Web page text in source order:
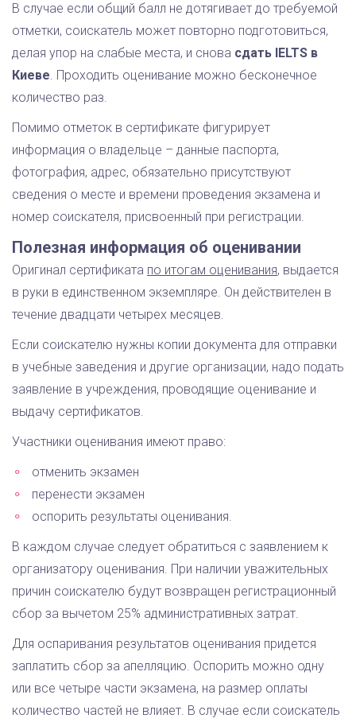
В случае если общий балл не дотягивает до требуемой
отметки, соискатель может повторно подготовиться,
делая упор на слабые места, и снова сдать IELTS в
Киеве. Проходить оценивание можно бесконечное
количество раз.
Помимо отметок в сертификате фигурирует
информация о владельце – данные паспорта,
фотография, адрес, обязательно присутствуют
сведения о месте и времени проведения экзамена и
номер соискателя, присвоенный при регистрации.
Полезная информация об оценивании
Оригинал сертификата по итогам оценивания, выдается
в руки в единственном экземпляре. Он действителен в
течение двадцати четырех месяцев.
Если соискателю нужны копии документа для отправки
в учебные заведения и другие организации, надо подать
заявление в учреждения, проводящие оценивание и
выдачу сертификатов.
Участники оценивания имеют право:
отменить экзамен
перенести экзамен
оспорить результаты оценивания.
В каждом случае следует обратиться с заявлением к
организатору оценивания. При наличии уважительных
причин соискателю будут возвращен регистрационный
сбор за вычетом 25% административных затрат.
Для оспаривания результатов оценивания придется
заплатить сбор за апелляцию. Оспорить можно одну
или все четыре части экзамена, на размер оплаты
количество частей не влияет. В случае если соискатель